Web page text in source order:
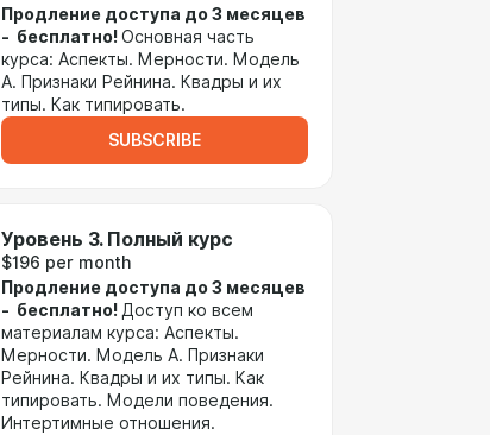
Продление доступа до 3 месяцев
- бесплатно!Основная часть
курса: Аспекты. Мерности. Модель
А. Признаки Рейнина. Квадры и их
типы. Как типировать.
SUBSCRIBE
Уровень 3. Полный курс
$196 per month
Продление доступа до 3 месяцев
- бесплатно! Доступ ко всем
материалам курса: Аспекты.
Мерности. Модель А. Признаки
Рейнина. Квадры и их типы. Как
типировать. Модели поведения.
Интертимные отношения.